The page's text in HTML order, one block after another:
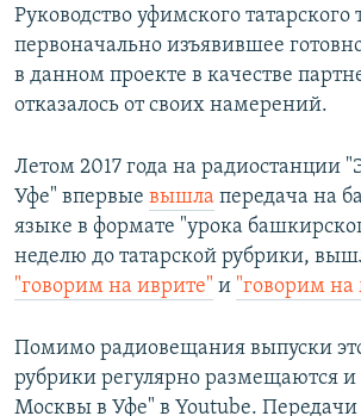
Руководство уфимского татарского
первоначально изъявившее
в данном проекте в качестве
отказалось от своих намерений.
Летом 2017 года на радиостанции
Уфе" впервые вышла передача на
языке в формате "урока
неделю до татарской рубрики,
"говорим на иврите" и "говорим
Помимо радиовещания выпуски
рубрики регулярно размещаются
Москвы в Уфе" в Youtube.